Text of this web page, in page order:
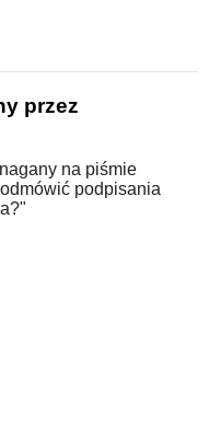
przez
na piśmie
podpisania